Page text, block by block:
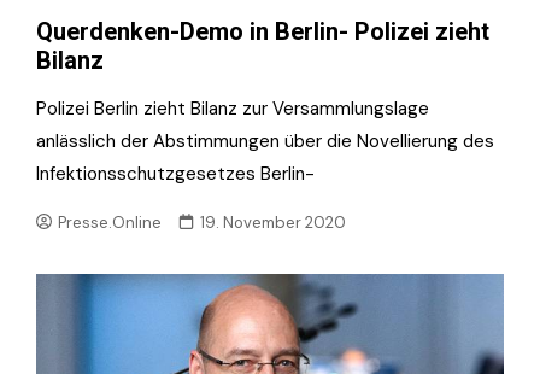
Querdenken-Demo in Berlin- Polizei zieht
Bilanz
Polizei Berlin zieht Bilanz zur Versammlungslage
anlässlich der Abstimmungen über die Novellierung des
Infektionsschutzgesetzes Berlin-
Presse.Online 19. November 2020